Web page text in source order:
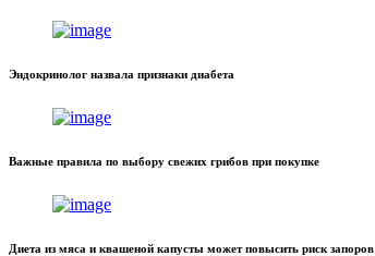
Эндокринолог назвала признаки диабета
Важные правила по выбору свежих грибов при покупке
Диета из мяса и квашеной капусты может повысить риск запоров